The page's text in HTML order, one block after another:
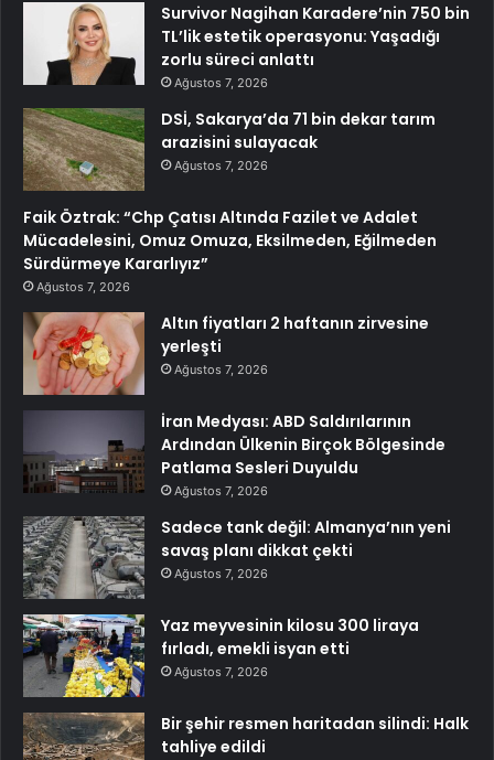
Survivor Nagihan Karadere’nin 750 bin
TL’lik estetik operasyonu: Yaşadığı
zorlu süreci anlattı
Ağustos 7, 2026
DSİ, Sakarya’da 71 bin dekar tarım
arazisini sulayacak
Ağustos 7, 2026
Faik Öztrak: “Chp Çatısı Altında Fazilet ve Adalet
Mücadelesini, Omuz Omuza, Eksilmeden, Eğilmeden
Sürdürmeye Kararlıyız”
Ağustos 7, 2026
Altın fiyatları 2 haftanın zirvesine
yerleşti
Ağustos 7, 2026
İran Medyası: ABD Saldırılarının
Ardından Ülkenin Birçok Bölgesinde
Patlama Sesleri Duyuldu
Ağustos 7, 2026
Sadece tank değil: Almanya’nın yeni
savaş planı dikkat çekti
Ağustos 7, 2026
Yaz meyvesinin kilosu 300 liraya
fırladı, emekli isyan etti
Ağustos 7, 2026
Bir şehir resmen haritadan silindi: Halk
tahliye edildi